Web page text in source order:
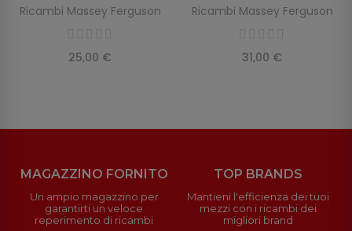
Ricambi Massey Ferguson
25,00 €
Ricambi Massey Ferguson
31,00 €
MAGAZZINO FORNITO
Un ampio magazzino per
garantirti un veloce
reperimento di ricambi
TOP BRANDS
Mantieni l'efficienza dei tuoi
mezzi con i ricambi dei
migliori brand